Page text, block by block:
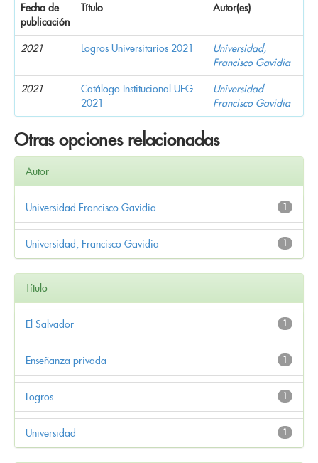
Fecha de
publicación
Título Autor(es)
2021 Logros Universitarios 2021
Universidad,
Francisco Gavidia
2021
Catálogo Institucional UFG
2021
Universidad
Francisco Gavidia
Otras opciones relacionadas
Autor
1
Universidad Francisco Gavidia
1
Universidad, Francisco Gavidia
Título
1
El Salvador
1
Enseñanza privada
1
Logros
1
Universidad